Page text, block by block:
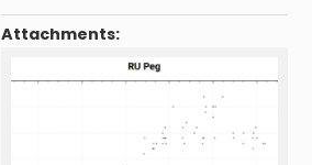
Attachments: